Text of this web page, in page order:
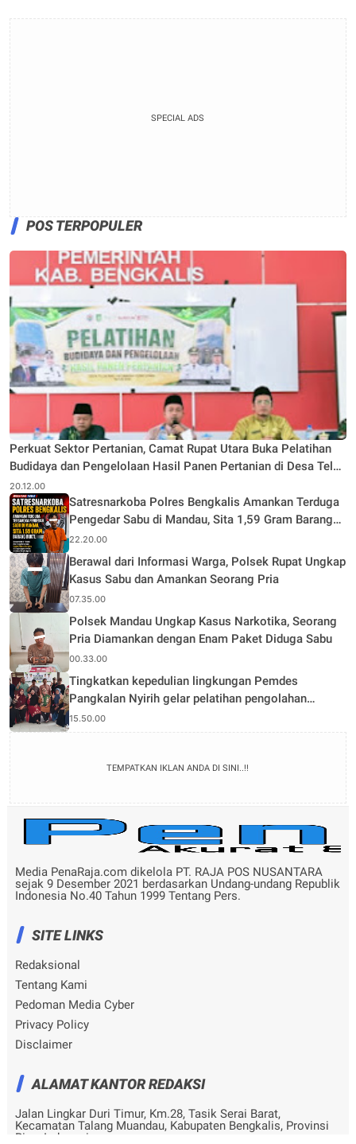
SPECIAL ADS
POS TERPOPULER
Perkuat Sektor Pertanian, Camat Rupat Utara Buka Pelatihan
Budidaya dan Pengelolaan Hasil Panen Pertanian di Desa Teluk
Rhu
20.12.00
Satresnarkoba Polres Bengkalis Amankan Terduga
Pengedar Sabu di Mandau, Sita 1,59 Gram Barang
Bukti
22.20.00
Berawal dari Informasi Warga, Polsek Rupat Ungkap
Kasus Sabu dan Amankan Seorang Pria
07.35.00
Polsek Mandau Ungkap Kasus Narkotika, Seorang
Pria Diamankan dengan Enam Paket Diduga Sabu
00.33.00
Tingkatkan kepedulian lingkungan Pemdes
Pangkalan Nyirih gelar pelatihan pengolahan
Limbah
15.50.00
TEMPATKAN IKLAN ANDA DI SINI..!!
Media PenaRaja.com dikelola PT. RAJA POS NUSANTARA
sejak 9 Desember 2021 berdasarkan Undang-undang Republik
Indonesia No.40 Tahun 1999 Tentang Pers.
SITE LINKS
Redaksional
Tentang Kami
Pedoman Media Cyber
Privacy Policy
Disclaimer
ALAMAT KANTOR REDAKSI
Jalan Lingkar Duri Timur, Km.28, Tasik Serai Barat,
Kecamatan Talang Muandau, Kabupaten Bengkalis, Provinsi
Riau, Indonesia